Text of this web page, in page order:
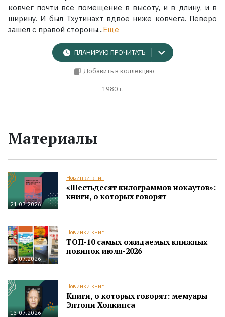
ковчег почти все помещение в высоту, и в длину, и в
ширину. И был Тхутинахт вдвое ниже ковчега. Певеро
зашел с правой стороны...Ещё
ПЛАНИРУЮ ПРОЧИТАТЬ
Добавить в коллекцию
1980 г.
Материалы
21.07.2026
Новинки книг
«Шестьдесят килограммов нокаутов»:
книги, о которых говорят
16.07.2026
Новинки книг
ТОП-10 самых ожидаемых книжных
новинок июля-2026
13.07.2026
Новинки книг
Книги, о которых говорят: мемуары
Энтони Хопкинса